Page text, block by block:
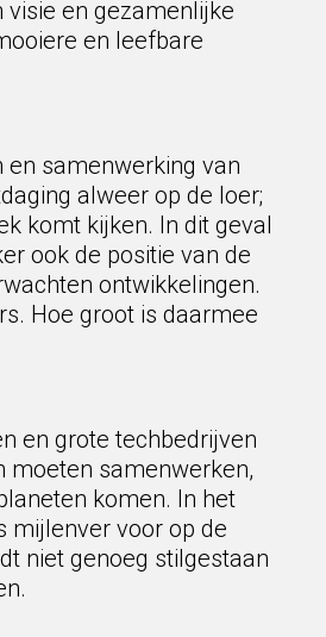
en gezamenlijke
en leefbare
samenwerking van
alweer op de loer;
komt kijken. In dit geval
ook de positie van de
ontwikkelingen.
Hoe groot is daarmee
en grote techbedrijven
moeten samenwerken,
komen. In het
mijlenver voor op de
niet genoeg stilgestaan